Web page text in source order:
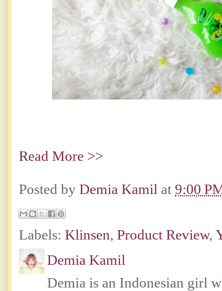
Read More >>
Posted by Demia Kamil at 9:00
Labels: Klinsen, Product Review,
Demia Kamil
Demia is an Indonesian girl